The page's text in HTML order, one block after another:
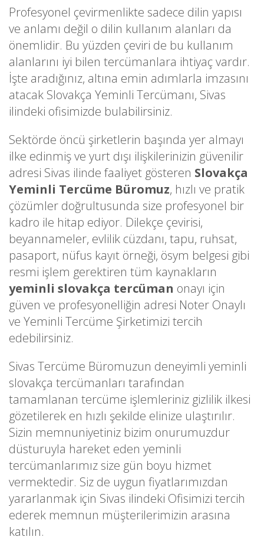
Profesyonel çevirmenlikte sadece dilin yapısı
ve anlamı değil o dilin kullanım alanları da
önemlidir. Bu yüzden çeviri de bu kullanım
alanlarını iyi bilen tercümanlara ihtiyaç vardır.
İşte aradığınız, altına emin adımlarla imzasını
atacak Slovakça Yeminli Tercümanı, Sivas
ilindeki ofisimizde bulabilirsiniz.
Sektörde öncü şirketlerin başında yer almayı
ilke edinmiş ve yurt dışı ilişkilerinizin güvenilir
adresi Sivas ilinde faaliyet gösteren Slovakça
Yeminli Tercüme Büromuz, hızlı ve pratik
çözümler doğrultusunda size profesyonel bir
kadro ile hitap ediyor. Dilekçe çevirisi,
beyannameler, evlilik cüzdanı, tapu, ruhsat,
pasaport, nüfus kayıt örneği, ösym belgesi gibi
resmi işlem gerektiren tüm kaynakların
yeminli slovakça tercüman onayı için
güven ve profesyonelliğin adresi Noter Onaylı
ve Yeminli Tercüme Şirketimizi tercih
edebilirsiniz.
Sivas Tercüme Büromuzun deneyimli yeminli
slovakça tercümanları tarafından
tamamlanan tercüme işlemleriniz gizlilik ilkesi
gözetilerek en hızlı şekilde elinize ulaştırılır.
Sizin memnuniyetiniz bizim onurumuzdur
düsturuyla hareket eden yeminli
tercümanlarımız size gün boyu hizmet
vermektedir. Siz de uygun fiyatlarımızdan
yararlanmak için Sivas ilindeki Ofisimizi tercih
ederek memnun müşterilerimizin arasına
katılın.